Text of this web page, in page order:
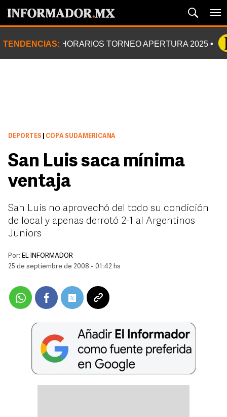
TENDENCIAS: HORARIOS TORNEO APERTURA 2025
DEPORTES COPA SUDAMERICANA
San Luis saca mínima
ventaja
San Luis no aprovechó del todo su condición
de local y apenas derrotó 2-1 al Argentinos
Juniors
Por: EL INFORMADOR
25 de septiembre de 2008 - 01:42 hs